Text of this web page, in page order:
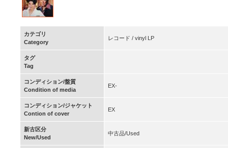
カテゴリ
Category
レコード / vinyl LP
タグ
Tag
コンディション/盤質
Condition of media
EX-
コンディション/ジャケット
Contion of cover
EX
新古区分
New/Used
中古品/Used